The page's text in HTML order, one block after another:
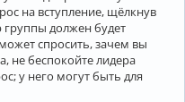
на вступление, щёлкнув
группы должен будет
спросить, зачем вы
не беспокойте лидера
у него могут быть для